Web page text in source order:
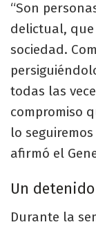
​“Son
delictual,
sociedad.
todas las
compromiso
lo
afirmó el
Un
Durante la